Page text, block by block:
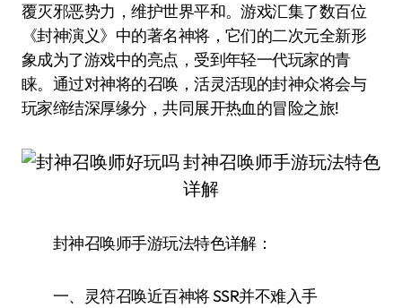
覆灭邪恶势力，维护世界平和。游戏汇集了数百位
《封神演义》中的著名神将，它们的二次元全新形
象成为了游戏中的亮点，受到年轻一代玩家的青
睐。通过对神将的召唤，活灵活现的封神众将会与
玩家缔结深厚缘分，共同展开热血的冒险之旅!
封神召唤师手游玩法特色详解：
一、灵符召唤近百神将 SSR并不难入手